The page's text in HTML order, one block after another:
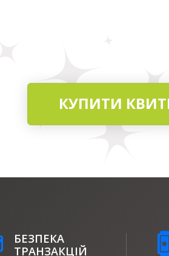
КУПИТИ
БЕЗПЕКА
ТРАНЗАКЦІЙ